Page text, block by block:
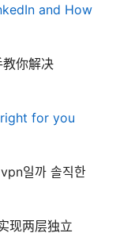
and How
你解决
for you
일까 솔직한
现两层独立